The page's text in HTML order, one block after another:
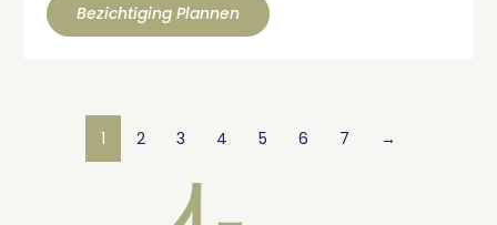
Bezichtiging Plannen
1 2 3 4 5 6 7 →